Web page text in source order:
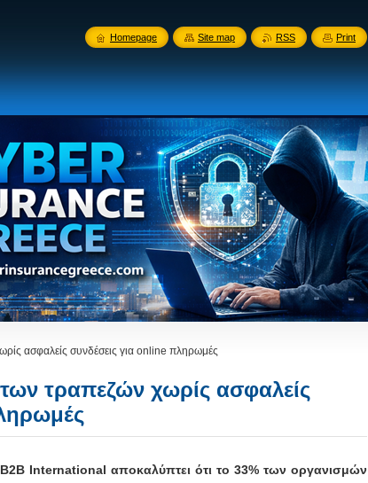
ασφαλείς συνδέσεις για online πληρωμές
τραπεζών χωρίς ασφαλείς
B2B International αποκαλύπτει ότι το 33% των οργανισμών
Homepage Site map RSS Print